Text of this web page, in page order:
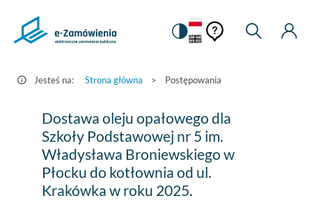
Postępowania
Zamówienia.gov.pl
Zmiana
na
kontrastową
Pomoc
kontekstowa
Pomoc
Moje
Jesteś na: Strona główna > Postępowania
Dostawa
oleju
opałowego
Dostawa oleju opałowego dla
Szkoły Podstawowej nr 5 im.
Władysława Broniewskiego w
Płocku do kotłownia od ul.
Krakówka w roku 2025.